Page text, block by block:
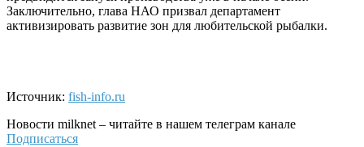
Заключительно, глава НАО призвал департамент
активизировать развитие зон для любительской рыбалки.
Источник: fish-info.ru
Новости milknet – читайте в нашем телеграм канале
Подписаться